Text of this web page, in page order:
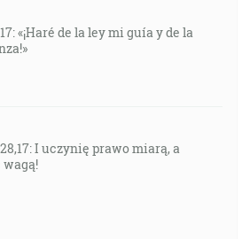
«¡Haré de la ley mi guía y de la
I uczynię prawo miarą, a